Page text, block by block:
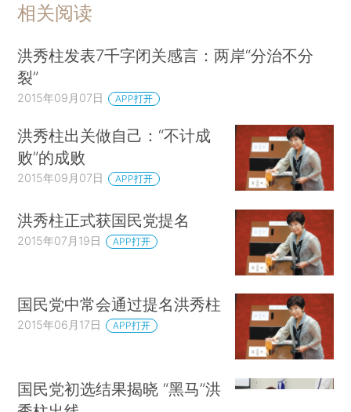
相关阅读
洪秀柱发表7千字闭关感言：两岸“分治不分
裂”
2015年09月07日 APP打开
洪秀柱出关做自己：“不计成
败”的成败
2015年09月07日 APP打开
洪秀柱正式获国民党提名
2015年07月19日 APP打开
国民党中常会通过提名洪秀柱
2015年06月17日 APP打开
国民党初选结果揭晓 “黑马”洪